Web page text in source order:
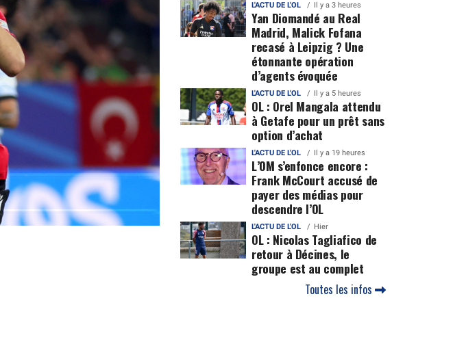
L'ACTU DE L'OL Il y a 3 heures
Yan Diomandé au Real
Madrid, Malick Fofana
recasé à Leipzig ? Une
étonnante opération
d’agents évoquée
L'ACTU DE L'OL Il y a 5 heures
OL : Orel Mangala attendu
à Getafe pour un prêt sans
option d’achat
L'ACTU DE L'OL Il y a 19 heures
L’OM s’enfonce encore :
Frank McCourt accusé de
payer des médias pour
descendre l’OL
L'ACTU DE L'OL Hier
OL : Nicolas Tagliafico de
retour à Décines, le
groupe est au complet
Toutes les infos